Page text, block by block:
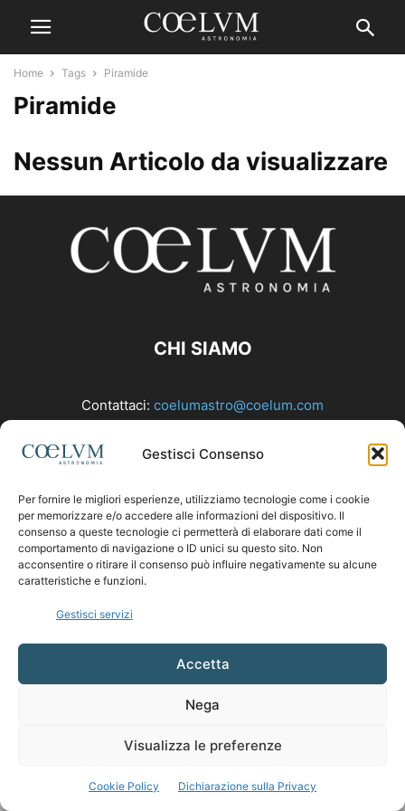
Gestisci Consenso
Per fornire le migliori esperienze, utilizziamo tecnologie come i cookie
per memorizzare e/o accedere alle informazioni del dispositivo. Il
consenso a queste tecnologie ci permetterà di elaborare dati come il
comportamento di navigazione o ID unici su questo sito. Non
acconsentire o ritirare il consenso può influire negativamente su alcune
caratteristiche e funzioni.
Gestisci servizi
Accetta
Nega
Visualizza le preferenze
Cookie Policy Dichiarazione sulla Privacy
Home Tags Piramide
Piramide
Nessun Articolo da visualizzare
CHI SIAMO
Contattaci: coelumastro@coelum.com
SEGUICI